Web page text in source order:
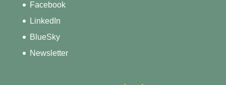
Facebook
LinkedIn
BlueSky
Newsletter